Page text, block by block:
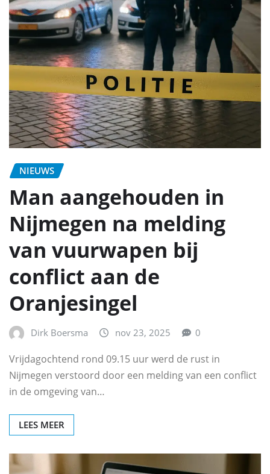
NIEUWS
Man aangehouden in
Nijmegen na melding
van vuurwapen bij
conflict aan de
Oranjesingel
Dirk Boersma nov 23, 2025 0
Vrijdagochtend rond 09.15 uur werd de rust in
Nijmegen verstoord door een melding van een conflict
in de omgeving van…
LEES MEER